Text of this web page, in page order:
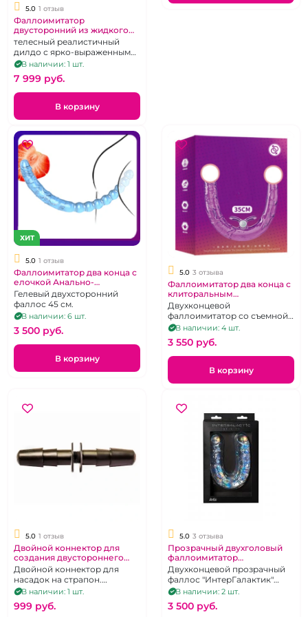
5.0 1 отзыв
Фаллоимитатор
двусторонний из жидкого
силикона "Тяни-толкай"
телесный реалистичный
дилдо с ярко-выраженными
головками, 43 см
В наличии: 1 шт.
7 999 pуб.
В корзину
ХИТ
5.0 1 отзыв
Фаллоимитатор два конца с
елочкой Анально-
Вагинальный
Гелевый двухсторонний
фаллос 45 см.
В наличии: 6 шт.
3 500 pуб.
В корзину
5.0 3 отзыва
Фаллоимитатор два конца с
клиторальным
стимулятором
Двухконцевой
фаллоимитатор со съемной
вибро пулей.
В наличии: 4 шт.
3 550 pуб.
В корзину
5.0 1 отзыв
Двойной коннектор для
создания двустороннего
страпона
Двойной коннектор для
насадок на страпон.
Соеденив две насадки -
получится двухсторонний
фаллос
В наличии: 1 шт.
999 pуб.
5.0 3 отзыва
Прозрачный двухголовый
фаллоимитатор
"Intergalactic" Infinity
Двухконцевой прозрачный
фаллос "ИнтерГалактик"
Инфинити
В наличии: 2 шт.
3 500 pуб.